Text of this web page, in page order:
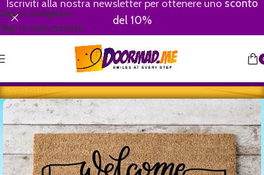
Skip to navigation
Skip to main content
Iscriviti alla nostra newsletter per ottenere uno sconto
del 10%